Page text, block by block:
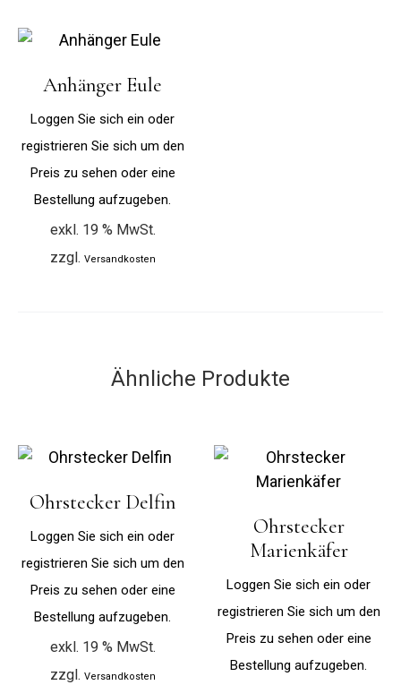
Anhänger Eule
Loggen Sie sich ein oder
registrieren Sie sich um den
Preis zu sehen oder eine
Bestellung aufzugeben.
exkl. 19 % MwSt.
zzgl. Versandkosten
Ähnliche Produkte
Ohrstecker Delfin
Loggen Sie sich ein oder
registrieren Sie sich um den
Preis zu sehen oder eine
Bestellung aufzugeben.
exkl. 19 % MwSt.
zzgl. Versandkosten
Ohrstecker
Marienkäfer
Loggen Sie sich ein oder
registrieren Sie sich um den
Preis zu sehen oder eine
Bestellung aufzugeben.